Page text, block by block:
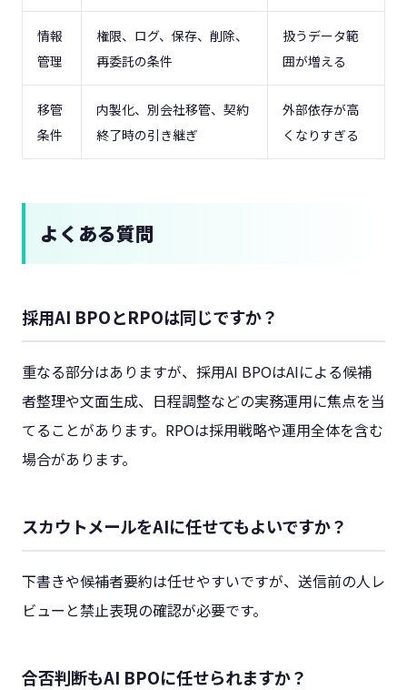
情報
管理
権限、ログ、保存、削除、
再委託の条件
扱うデータ範
囲が増える
移管
条件
内製化、別会社移管、契約
終了時の引き継ぎ
外部依存が高
くなりすぎる
よくある質問
採用AI BPOとRPOは同じですか？
重なる部分はありますが、採用AI BPOはAIによる候補
者整理や文面生成、日程調整などの実務運用に焦点を当
てることがあります。RPOは採用戦略や運用全体を含む
場合があります。
スカウトメールをAIに任せてもよいですか？
下書きや候補者要約は任せやすいですが、送信前の人レ
ビューと禁止表現の確認が必要です。
合否判断もAI BPOに任せられますか？